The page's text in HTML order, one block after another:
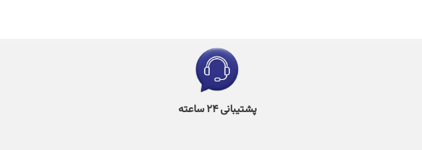
پشتیبانی 24 ساعته